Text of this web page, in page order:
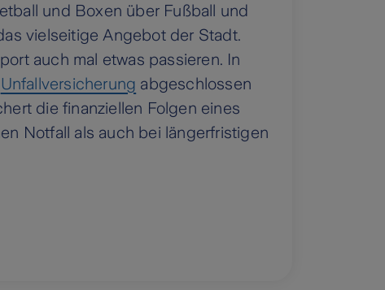
und Boxen über Fußball und
vielseitige Angebot der Stadt.
auch mal etwas passieren. In
Unfallversicherung abgeschlossen
die finanziellen Folgen eines
Notfall als auch bei längerfristigen